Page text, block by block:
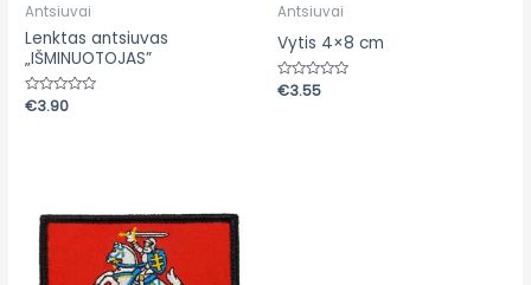
Antsiuvai
Lenktas antsiuvas
„IŠMINUOTOJAS”
Įvertinimas:
0
€3.90
Antsiuvai
Vytis 4×8 cm
Įvertinimas:
0
€3.55